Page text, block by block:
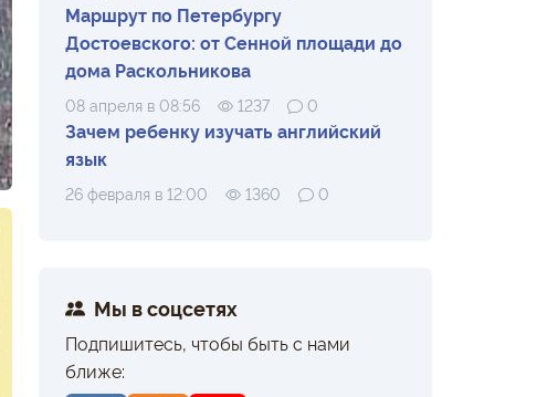
Маршрут по Петербургу
Достоевского: от Сенной площади до
дома Раскольникова
08 апреля в 08:56 1237 0
Зачем ребенку изучать английский
язык
26 февраля в 12:00 1360 0
Мы в соцсетях
Подпишитесь, чтобы быть с нами
ближе: